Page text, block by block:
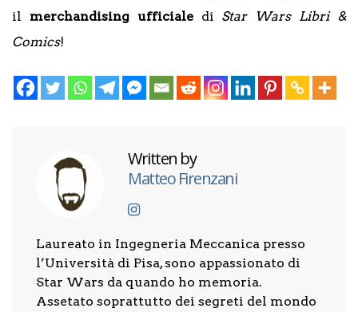
il merchandising ufficialedi Star Wars Libri &
Comics!
Written by
Matteo Firenzani
Laureato in Ingegneria Meccanica presso
l’Università di Pisa, sono appassionato di
Star Wars da quando ho memoria.
Assetato soprattutto dei segreti del mondo